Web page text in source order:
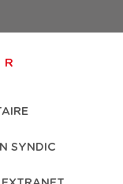
SYNDIC